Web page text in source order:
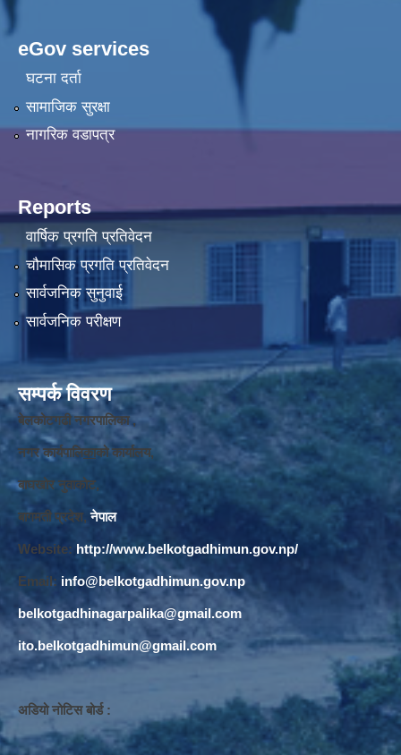
eGov services
घटना दर्ता
सामाजिक सुरक्षा
नागरिक वडापत्र
Reports
वार्षिक प्रगति प्रतिवेदन
चौमासिक प्रगति प्रतिवेदन
सार्वजनिक सुनुवाई
सार्वजनिक परीक्षण
सम्पर्क विवरण
बेलकोटगढी नगरपालिका ,
नगर कार्यपालिकाको कार्यालय,
बाघखोर नुवाकोट,
बागमती प्रदेश, नेपाल
Website: http://www.belkotgadhimun.gov.np/
Email: info@belkotgadhimun.gov.np
belkotgadhinagarpalika@gmail.com
ito.belkotgadhimun@gmail.com
अडियो नोटिस बोर्ड :